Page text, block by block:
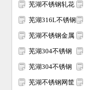
网
芜湖不锈钢轧花
网
芜湖316L不锈钢
网
芜湖不锈钢金属
装饰网
芜湖304不锈钢
过滤网筒
芜湖304不锈钢
矿筛网
芜湖不锈钢网筐